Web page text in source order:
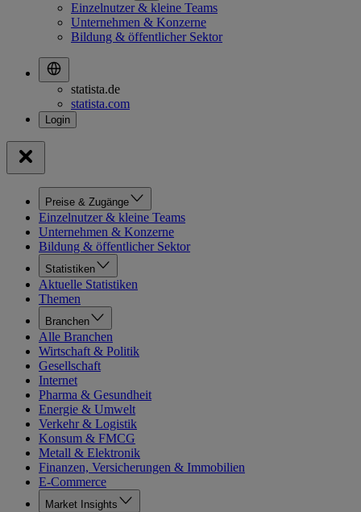
Einzelnutzer & kleine Teams
Unternehmen & Konzerne
Bildung & öffentlicher Sektor
statista.de
statista.com
Preise & Zugänge
Einzelnutzer & kleine Teams
Unternehmen & Konzerne
Bildung & öffentlicher Sektor
Statistiken
Aktuelle Statistiken
Themen
Branchen
Alle Branchen
Wirtschaft & Politik
Gesellschaft
Internet
Pharma & Gesundheit
Energie & Umwelt
Verkehr & Logistik
Konsum & FMCG
Metall & Elektronik
Finanzen, Versicherungen & Immobilien
E-Commerce
Market Insights